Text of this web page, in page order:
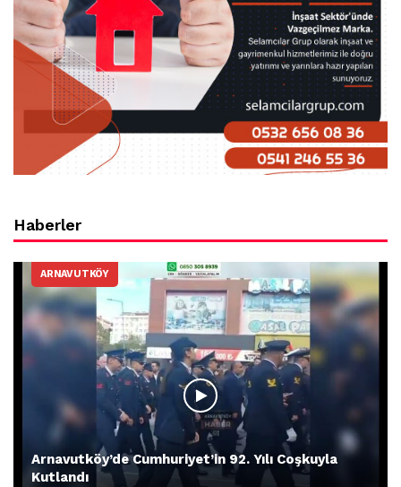
Haberler
ARNAVUTKÖY
Arnavutköy’de Cumhuriyet’in 92. Yılı Coşkuyla
Kutlandı